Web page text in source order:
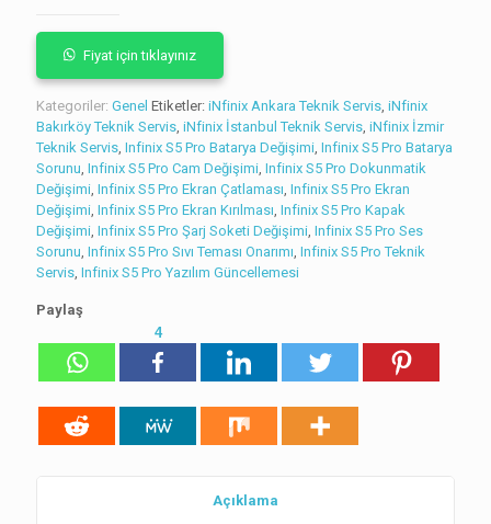
Fiyat için tıklayınız
Kategoriler: Genel Etiketler: iNfinix Ankara Teknik Servis, iNfinix
Bakırköy Teknik Servis, iNfinix İstanbul Teknik Servis, iNfinix İzmir
Teknik Servis, Infinix S5 Pro Batarya Değişimi, Infinix S5 Pro Batarya
Sorunu, Infinix S5 Pro Cam Değişimi, Infinix S5 Pro Dokunmatik
Değişimi, Infinix S5 Pro Ekran Çatlaması, Infinix S5 Pro Ekran
Değişimi, Infinix S5 Pro Ekran Kırılması, Infinix S5 Pro Kapak
Değişimi, Infinix S5 Pro Şarj Soketi Değişimi, Infinix S5 Pro Ses
Sorunu, Infinix S5 Pro Sıvı Teması Onarımı, Infinix S5 Pro Teknik
Servis, Infinix S5 Pro Yazılım Güncellemesi
Paylaş
4
Açıklama